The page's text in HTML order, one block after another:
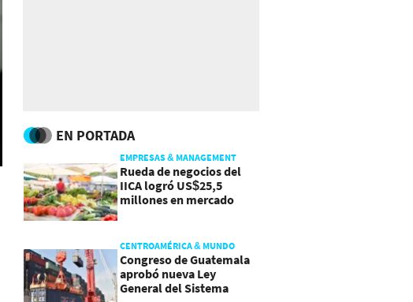
EN PORTADA
EMPRESAS & MANAGEMENT
Rueda de negocios del
IICA logró US$25,5
millones en mercado
CENTROAMÉRICA & MUNDO
Congreso de Guatemala
aprobó nueva Ley
General del Sistema